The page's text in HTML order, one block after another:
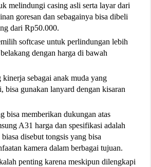
melindungi casing asli serta layar dari
goresan dan sebagainya bisa dibeli
dari Rp50.000.
softcase untuk perlindungan lebih
dengan harga di bawah
sebagai anak muda yang
bisa gunakan lanyard dengan kisaran
bisa memberikan dukungan atas
A31 harga dan spesifikasi adalah
disebut tongsis yang bisa
kamera dalam berbagai tujuan.
penting karena meskipun dilengkapi